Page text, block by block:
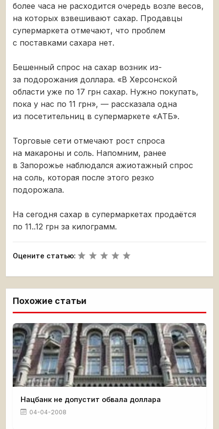
более часа не расходится очередь возле весов,
на которых взвешивают сахар. Продавцы
супермаркета отмечают, что проблем
с поставками сахара нет.
Бешенный спрос на сахар возник из-
за подорожания доллара. «В Херсонской
области уже по 17 грн сахар. Нужно покупать,
пока у нас по 11 грн», — рассказала одна
из посетительниц в супермаркете «АТБ».
Торговые сети отмечают рост спроса
на макароны и соль. Напомним, ранее
в Запорожье наблюдался ажиотажный спрос
на соль, которая после этого резко
подорожала.
На сегодня сахар в супермаркетах продаётся
по 11..12 грн за килограмм.
Оцените статью:
Похожие статьи
Нацбанк не допустит обвала доллара
04-04-2008